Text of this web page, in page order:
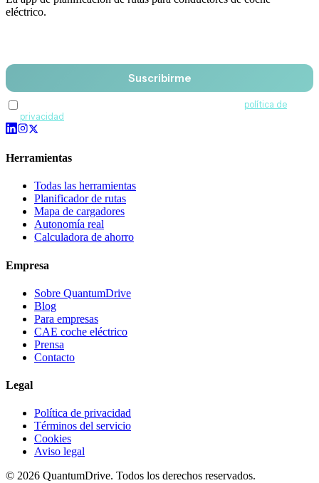
eléctrico.
Suscribirme
política de
privacidad
Herramientas
Todas las herramientas
Planificador de rutas
Mapa de cargadores
Autonomía real
Calculadora de ahorro
Empresa
Sobre QuantumDrive
Blog
Para empresas
CAE coche eléctrico
Prensa
Contacto
Legal
Política de privacidad
Términos del servicio
Cookies
Aviso legal
© 2026 QuantumDrive. Todos los derechos reservados.